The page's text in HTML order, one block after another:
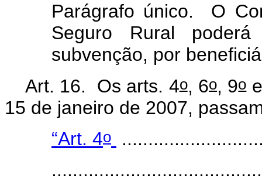
Parágrafo único. O
Seguro Rural
subvenção, por
Art. 16. Os arts. 4o, 6o, 9oe
15 de janeiro de 2007,
“Art. 4o